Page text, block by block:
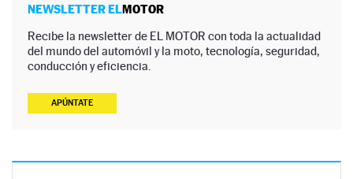
NEWSLETTER ELMOTOR
Recibe la newsletter de EL MOTOR con toda la actualidad
del mundo del automóvil y la moto, tecnología, seguridad,
conducción y eficiencia.
APÚNTATE